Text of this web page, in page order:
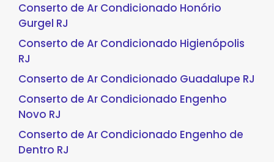
Conserto de Ar Condicionado Honório
Gurgel RJ
Conserto de Ar Condicionado Higienópolis
RJ
Conserto de Ar Condicionado Guadalupe RJ
Conserto de Ar Condicionado Engenho
Novo RJ
Conserto de Ar Condicionado Engenho de
Dentro RJ